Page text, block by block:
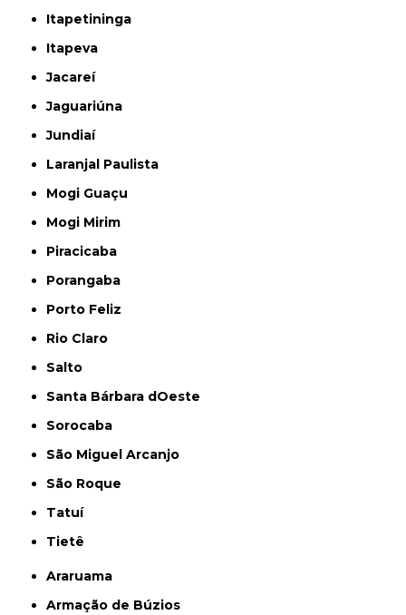
Itapetininga
Itapeva
Jacareí
Jaguariúna
Jundiaí
Laranjal Paulista
Mogi Guaçu
Mogi Mirim
Piracicaba
Porangaba
Porto Feliz
Rio Claro
Salto
Santa Bárbara dOeste
Sorocaba
São Miguel Arcanjo
São Roque
Tatuí
Tietê
Araruama
Armação de Búzios